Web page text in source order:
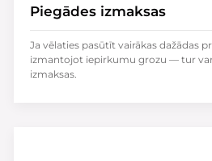
Piegādes izmaksas
Ja vēlaties pasūtīt vairākas dažādas
izmantojot iepirkumu grozu — tur
izmaksas.